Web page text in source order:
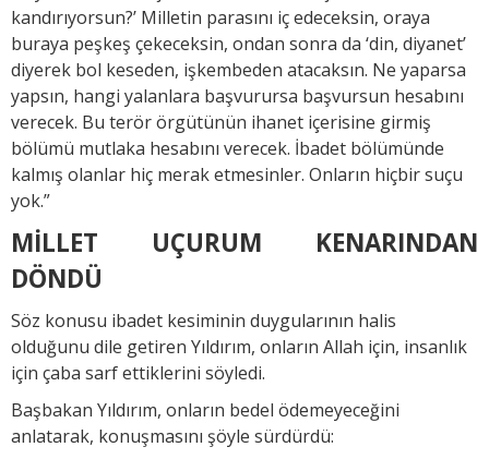
kandırıyorsun?’ Milletin parasını iç edeceksin, oraya
buraya peşkeş çekeceksin, ondan sonra da ‘din, diyanet’
diyerek bol keseden, işkembeden atacaksın. Ne yaparsa
yapsın, hangi yalanlara başvurursa başvursun hesabını
verecek. Bu terör örgütünün ihanet içerisine girmiş
bölümü mutlaka hesabını verecek. İbadet bölümünde
kalmış olanlar hiç merak etmesinler. Onların hiçbir suçu
yok.”
MİLLET UÇURUM KENARINDAN
DÖNDÜ
Söz konusu ibadet kesiminin duygularının halis
olduğunu dile getiren Yıldırım, onların Allah için, insanlık
için çaba sarf ettiklerini söyledi.
Başbakan Yıldırım, onların bedel ödemeyeceğini
anlatarak, konuşmasını şöyle sürdürdü: